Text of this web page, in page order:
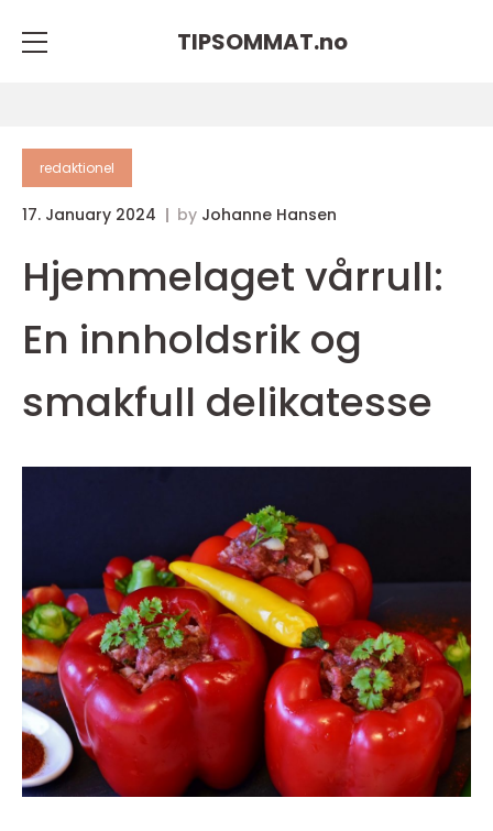
TIPSOMMAT.no
redaktionel
17. January 2024 by Johanne Hansen
Hjemmelaget vårrull:
En innholdsrik og
smakfull delikatesse